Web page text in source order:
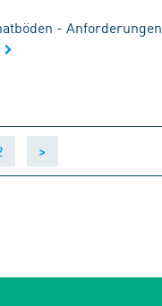
- Anforderungen
>